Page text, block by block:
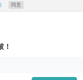
同意
！